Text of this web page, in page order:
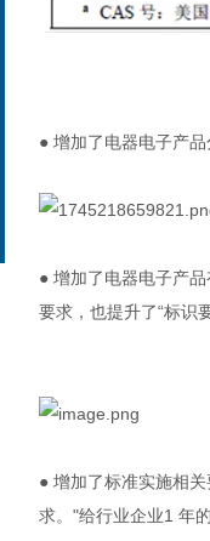
● 增加了电器电子产
● 增加了电器电子产
要求，也提升了“标识
● 增加了标准实施相
求。"给行业企业1 年